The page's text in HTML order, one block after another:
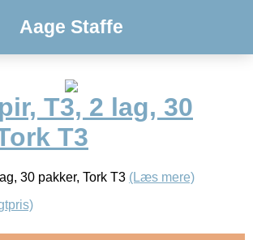
Aage Staffe
T3, 2 lag, 30
T3
30 pakker, Tork T3 (Læs mere)